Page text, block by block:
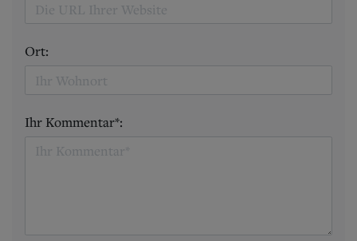
Ort:
Ihr Kommentar*: